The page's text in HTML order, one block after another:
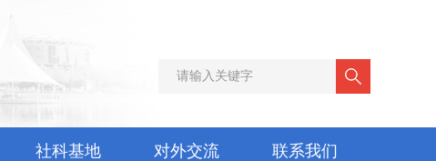
社科基地 对外交流 联系我们